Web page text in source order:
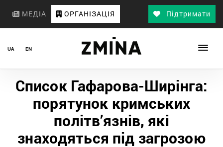
МЕДІА ОРГАНІЗАЦІЯ Підтримати
UA EN
Список Гафарова-Ширінга:
порятунок кримських
політв’язнів, які
знаходяться під загрозою